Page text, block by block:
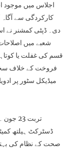
اجلاس میں موجود
کارکردگی سے آگاہ
دی۔ ڈپٹی کمشنر نے
شعبے میں
قسم کی غفلت یا
فروخت کے خلاف
میڈیکل سٹور پر
تربت
ڈسٹرکٹ ہیلتھ
صحت کے نظام کی